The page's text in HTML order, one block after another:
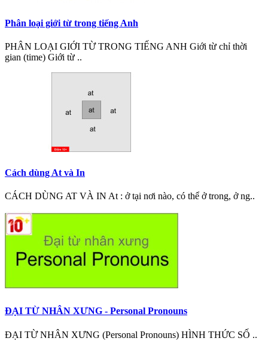
Phân loại giới từ trong tiếng Anh
PHÂN LOẠI GIỚI TỪ TRONG TIẾNG ANH Giới từ chỉ thời
gian (time) Giới từ ..
Cách dùng At và In
CÁCH DÙNG AT VÀ IN At : ở tại nơi nào, có thể ở trong, ở ng..
ĐẠI TỪ NHÂN XƯNG - Personal Pronouns
ĐẠI TỪ NHÂN XƯNG (Personal Pronouns) HÌNH THỨC SỐ ..